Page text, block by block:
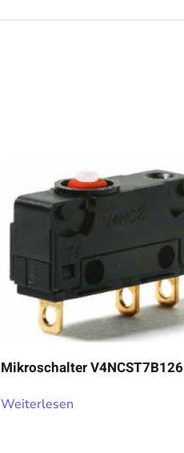
Mikroschalter V4NCST7B126
Weiterlesen